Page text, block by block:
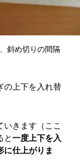
斜め切りの間隔
の上下を入れ替
いきます（ここ
と一度上下を入
に仕上がりま